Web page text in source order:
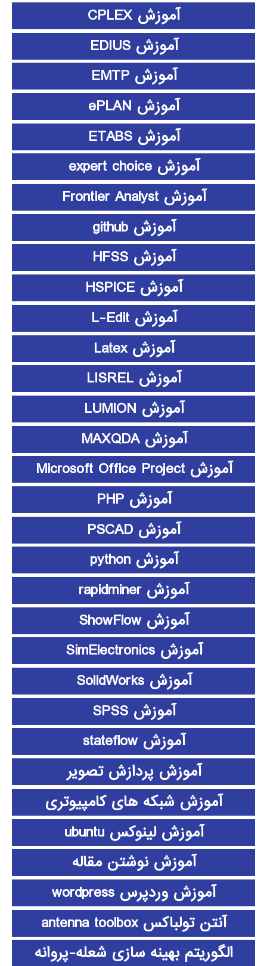
آموزش CPLEX
آموزش EDIUS
آموزش EMTP
آموزش ePLAN
آموزش ETABS
آموزش expert choice
آموزش Frontier Analyst
آموزش github
آموزش HFSS
آموزش HSPICE
آموزش L-Edit
آموزش Latex
آموزش LISREL
آموزش LUMION
آموزش MAXQDA
آموزش Microsoft Office Project
آموزش PHP
آموزش PSCAD
آموزش python
آموزش rapidminer
آموزش ShowFlow
آموزش SimElectronics
آموزش SolidWorks
آموزش SPSS
آموزش stateflow
آموزش پردازش تصویر
آموزش شبکه های کامپیوتری
آموزش لینوکس ubuntu
آموزش نوشتن مقاله
آموزش وردپرس wordpress
آنتن تولباکس antenna toolbox
الگوریتم بهینه سازی شعله-پروانه